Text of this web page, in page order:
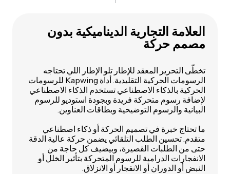
العلامة التجارية الديناميكية بدون
مصمم حركة
تخطّى التحرير المعقد للإطار تلو الإطار اللي تحتاجه
الرسومات الحركية التقليدية. أداة Kapwing للرسومات
الحركية بالذكاء الاصطناعي تستخدم الذكاء الاصطناعي
لإضافة رسوم متحركة فريدة وبجودة استوديو للرسوم
البيانية والرسوم التوضيحية وبطاقات العناوين.
ما تحتاج خبرة في تصميم الحركة أو ذكاء اصطناعي
متقدم. تحسين الطلب التلقائي يضمن حركة عالية الدقة
حتى من الطلبات القصيرة، وبيضيف كل حاجة من
الانفجارات الدرامية للرسوم المتحركة بتأثير الخلل أو
النبض أو الدوران أو الانفجار أو الانزلاق.